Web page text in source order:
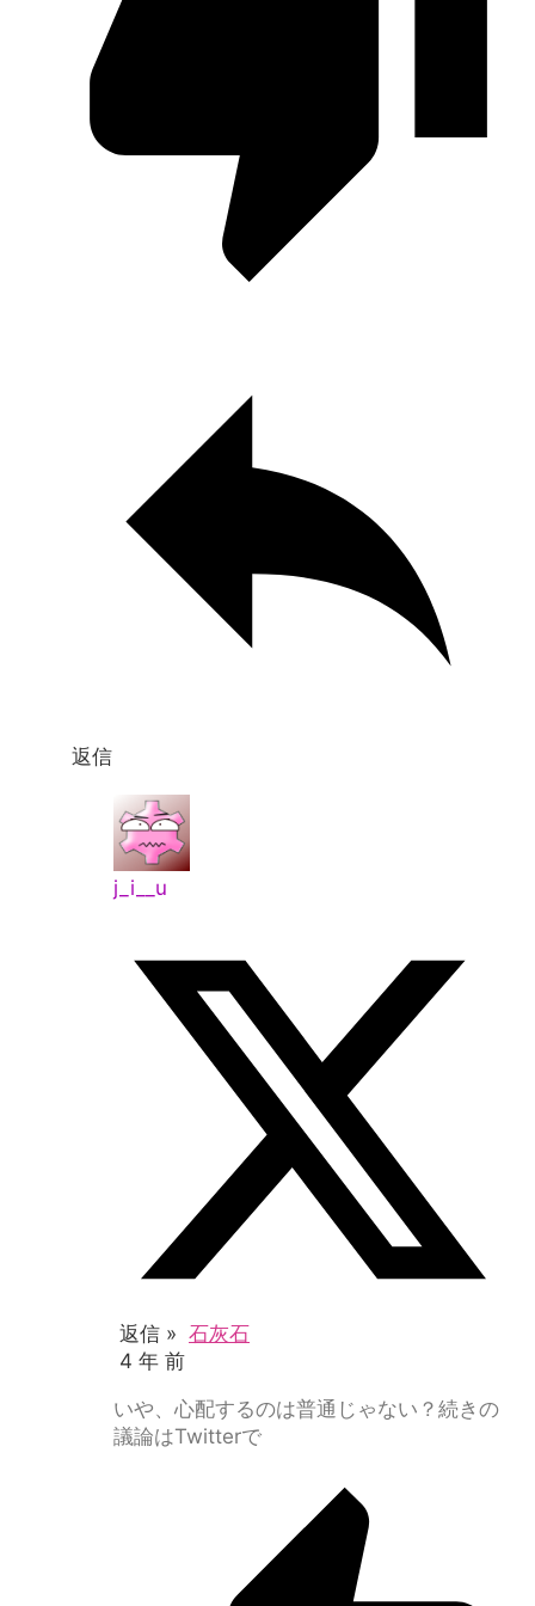
返信
j_i__u
返信 » 石灰石
4 年 前
いや、心配するのは普通じゃない？続きの
議論はTwitterで